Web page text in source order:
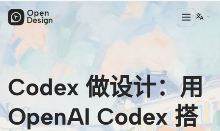
Open Design
HTML Video

Codex 做设计：用
OpenAI Codex 搭